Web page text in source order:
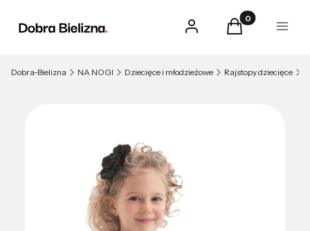
Zaloguj sięProdukty w
Koszyk Menu
Dobra-Bielizna NA NOGI Dziecięce i młodzieżowe Rajstopy dziecięce